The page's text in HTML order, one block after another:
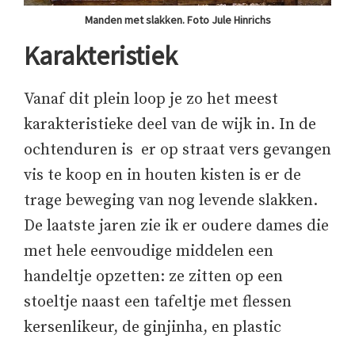
Manden met slakken. Foto Jule Hinrichs
Karakteristiek
Vanaf dit plein loop je zo het meest
karakteristieke deel van de wijk in. In de
ochtenduren is er op straat vers gevangen
vis te koop en in houten kisten is er de
trage beweging van nog levende slakken.
De laatste jaren zie ik er oudere dames die
met hele eenvoudige middelen een
handeltje opzetten: ze zitten op een
stoeltje naast een tafeltje met flessen
kersenlikeur, de ginjinha, en plastic